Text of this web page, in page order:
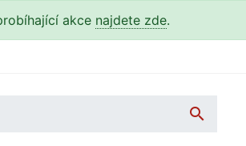
akce najdete zde.
